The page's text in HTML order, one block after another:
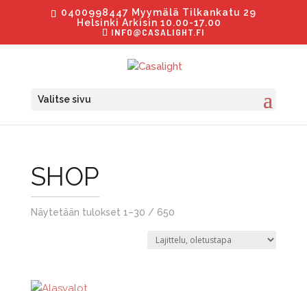
0400998447 Myymälä Tilkankatu 29
Helsinki Arkisin 10.00-17.00
INFO@CASALIGHT.FI
Valitse sivu
SHOP
Näytetään tulokset 1–30 / 650